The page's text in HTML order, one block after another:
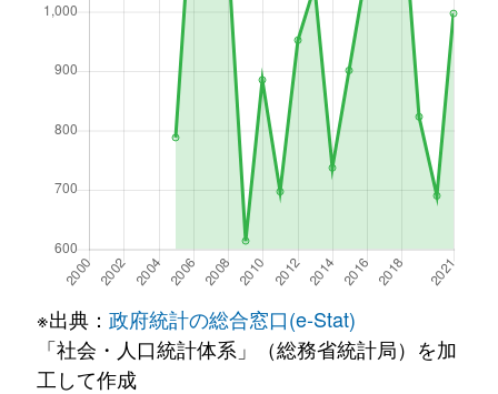
※出典： 政府統計の総合窓口(e-Stat)
「社会・人口統計体系」（総務省統計局）を加
工して作成